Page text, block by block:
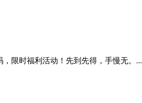
限时福利活动！先到先得，手慢无。...